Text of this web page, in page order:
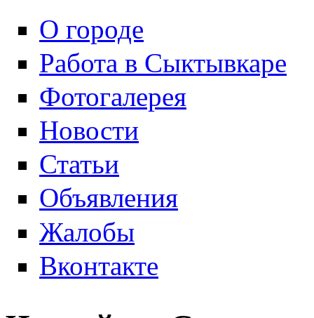
О городе
Работа в Сыктывкаре
Фотогалерея
Новости
Статьи
Объявления
Жалобы
Вконтакте